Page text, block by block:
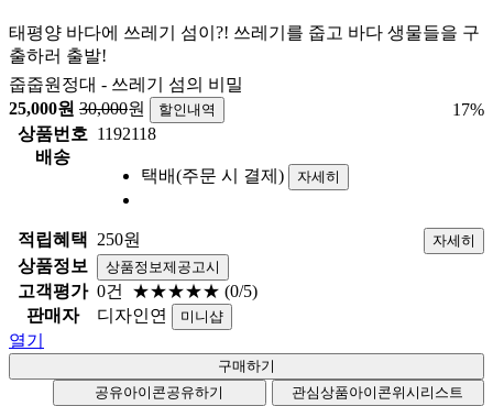
태평양 바다에 쓰레기 섬이?! 쓰레기를 줍고 바다 생물들을 구
출하러 출발!
줍줍원정대 - 쓰레기 섬의 비밀
25,000원 30,000원 할인내역 17%
상품번호 1192118
배송
택배(주문 시 결제)
자세히
적립혜택 250원 자세히
상품정보 상품정보제공고시
고객평가 0건 ★★★★★ (0/5)
판매자
디자인연 미니샵
열기
공유아이콘공유하기 관심상품아이콘위시리스트